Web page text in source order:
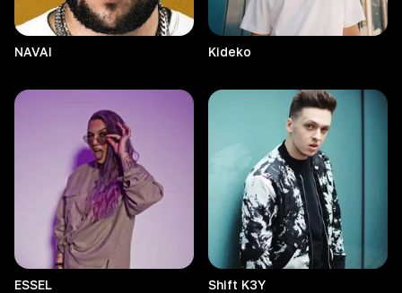
NAVAI Kideko
ESSEL Shift K3Y